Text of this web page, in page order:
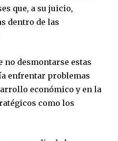
Policy
que, a su juicio,
dentro de las
no desmontarse estas
enfrentar problemas
económico y en la
como los